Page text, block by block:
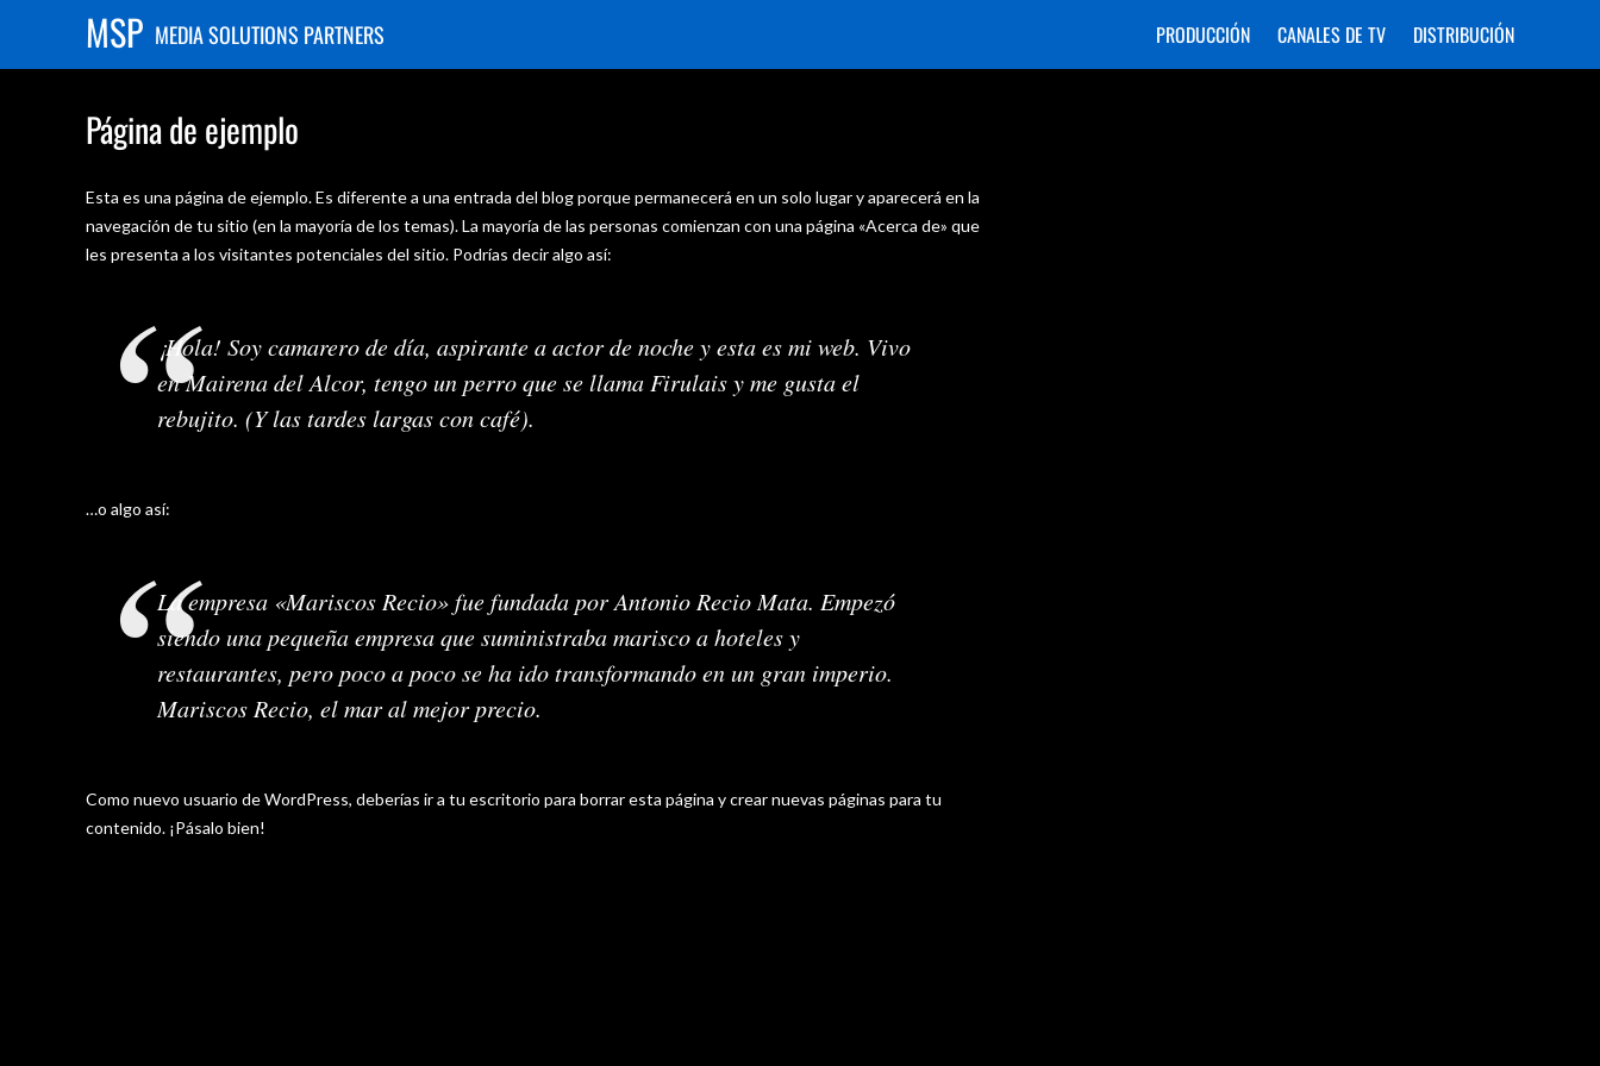
MSP MEDIA SOLUTIONS PARTNERS PRODUCCIÓN CANALES DE TV DISTRIBUCIÓN
Página de ejemplo
Esta es una página de ejemplo. Es diferente a una entrada del blog porque permanecerá en un solo lugar y aparecerá en la
navegación de tu sitio (en la mayoría de los temas). La mayoría de las personas comienzan con una página «Acerca de» que
les presenta a los visitantes potenciales del sitio. Podrías decir algo así:
¡Hola! Soy camarero de día, aspirante a actor de noche y esta es mi web. Vivo
en Mairena del Alcor, tengo un perro que se llama Firulais y me gusta el
rebujito. (Y las tardes largas con café).
…o algo así:
La empresa «Mariscos Recio» fue fundada por Antonio Recio Mata. Empezó
siendo una pequeña empresa que suministraba marisco a hoteles y
restaurantes, pero poco a poco se ha ido transformando en un gran imperio.
Mariscos Recio, el mar al mejor precio.
Como nuevo usuario de WordPress, deberías ir a tu escritorio para borrar esta página y crear nuevas páginas para tu
contenido. ¡Pásalo bien!